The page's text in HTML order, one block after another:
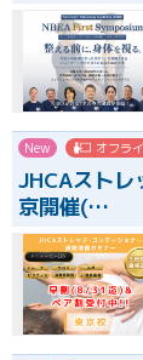
New オフラ
JHCAスト
京開催(…